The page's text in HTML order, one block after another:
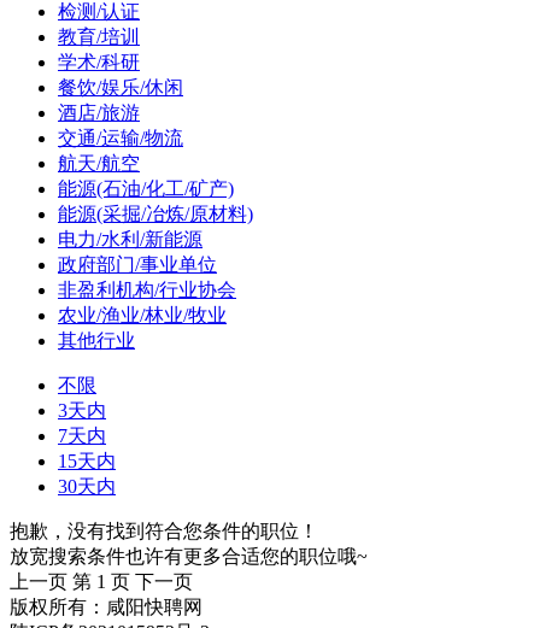
检测/认证
教育/培训
学术/科研
餐饮/娱乐/休闲
酒店/旅游
交通/运输/物流
航天/航空
能源(石油/化工/矿产)
能源(采掘/冶炼/原材料)
电力/水利/新能源
政府部门/事业单位
非盈利机构/行业协会
农业/渔业/林业/牧业
其他行业
不限
3天内
7天内
15天内
30天内
抱歉，没有找到符合您条件的职位！
放宽搜索条件也许有更多合适您的职位哦~
上一页 第 1 页 下一页
版权所有：咸阳快聘网